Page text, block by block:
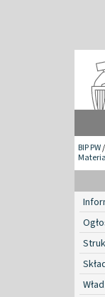
BIP PW/